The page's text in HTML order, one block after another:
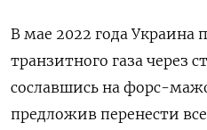
В мае 2022 года Украина
транзитного газа через
сославшись на форс-
предложив перенести